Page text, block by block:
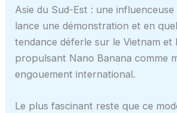
Asie du Sud-Est : une
lance une démonstration et en
tendance déferle sur le Vietnam et
propulsant Nano Banana comme
engouement international.
Le plus fascinant reste que ce